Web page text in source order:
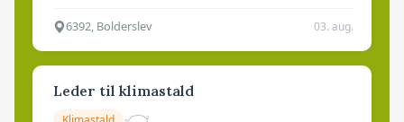
6392, Bolderslev 03. aug.
Leder til klimastald